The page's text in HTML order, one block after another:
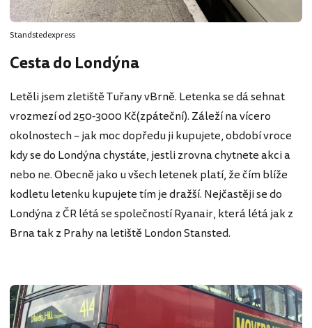
Standstedexpress
Cesta do Londýna
Letěli jsem zletiště Tuřany vBrně. Letenka se dá sehnat
vrozmezí od 250-3000 Kč(zpáteční). Záleží na vícero
okolnostech – jak moc dopředu ji kupujete, období vroce
kdy se do Londýna chystáte, jestli zrovna chytnete akci a
nebo ne. Obecně jako u všech letenek platí, že čím blíže
kodletu letenku kupujete tím je dražší. Nejčastěji se do
Londýna z ČR létá se společností Ryanair, která létá jak z
Brna tak z Prahy na letiště London Stansted.